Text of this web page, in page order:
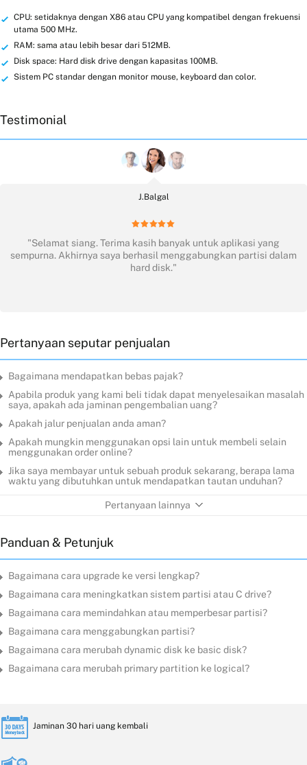
CPU: setidaknya dengan X86 atau CPU yang kompatibel dengan frekuensi
utama 500 MHz.
RAM: sama atau lebih besar dari 512MB.
Disk space: Hard disk drive dengan kapasitas 100MB.
Sistem PC standar dengan monitor mouse, keyboard dan color.
Testimonial
J.Balgal
"Selamat siang. Terima kasih banyak untuk aplikasi yang
sempurna. Akhirnya saya berhasil menggabungkan partisi dalam
hard disk."
Pertanyaan seputar penjualan
Bagaimana mendapatkan bebas pajak?
Apabila produk yang kami beli tidak dapat menyelesaikan masalah
saya, apakah ada jaminan pengembalian uang?
Apakah jalur penjualan anda aman?
Apakah mungkin menggunakan opsi lain untuk membeli selain
menggunakan order online?
Jika saya membayar untuk sebuah produk sekarang, berapa lama
waktu yang dibutuhkan untuk mendapatkan tautan unduhan?
Pertanyaan lainnya
Panduan & Petunjuk
Bagaimana cara upgrade ke versi lengkap?
Bagaimana cara meningkatkan sistem partisi atau C drive?
Bagaimana cara memindahkan atau memperbesar partisi?
Bagaimana cara menggabungkan partisi?
Bagaimana cara merubah dynamic disk ke basic disk?
Bagaimana cara merubah primary partition ke logical?
Jaminan 30 hari uang kembali